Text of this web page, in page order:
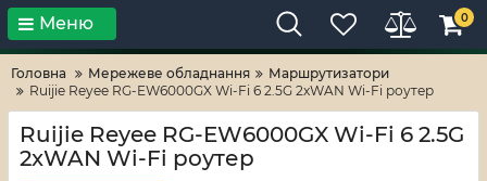
Тільки високі технології! RV-ZAFT
Меню 0
Головна Мережеве обладнання
Маршрутизатори
Ruijie Reyee RG-EW6000GX Wi-Fi 6 2.5G 2xWAN Wi-Fi роутер
Ruijie Reyee RG-EW6000GX Wi-Fi 6 2.5G
2xWAN Wi-Fi роутер